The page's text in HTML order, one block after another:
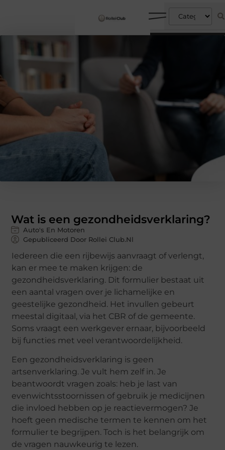
Wat is een gezondheidsverklaring?
Auto's En Motoren
Gepubliceerd Door Rollei Club.nl
Iedereen die een rijbewijs aanvraagt of verlengt,
kan er mee te maken krijgen: de
gezondheidsverklaring. Dit formulier bestaat uit
een aantal vragen over je lichamelijke en
geestelijke gezondheid. Het invullen gebeurt
meestal digitaal, via het CBR of de gemeente.
Soms vraagt een werkgever ernaar, bijvoorbeeld
bij functies met veel verantwoordelijkheid.
Een gezondheidsverklaring is geen
artsenverklaring. Je vult hem zelf in. Je
beantwoordt vragen zoals: heb je last van
evenwichtsstoornissen of gebruik je medicijnen
die invloed hebben op je reactievermogen? Je
hoeft geen medische termen te kennen om het
formulier te begrijpen. Toch is het belangrijk om
de vragen nauwkeurig te lezen.